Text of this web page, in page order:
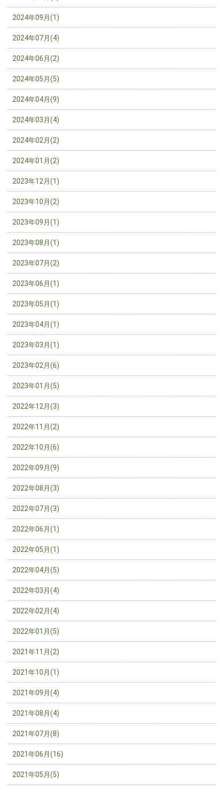
2024年09月(1)
2024年07月(4)
2024年06月(2)
2024年05月(5)
2024年04月(9)
2024年03月(4)
2024年02月(2)
2024年01月(2)
2023年12月(1)
2023年10月(2)
2023年09月(1)
2023年08月(1)
2023年07月(2)
2023年06月(1)
2023年05月(1)
2023年04月(1)
2023年03月(1)
2023年02月(6)
2023年01月(5)
2022年12月(3)
2022年11月(2)
2022年10月(6)
2022年09月(9)
2022年08月(3)
2022年07月(3)
2022年06月(1)
2022年05月(1)
2022年04月(5)
2022年03月(4)
2022年02月(4)
2022年01月(5)
2021年11月(2)
2021年10月(1)
2021年09月(4)
2021年08月(4)
2021年07月(8)
2021年06月(16)
2021年05月(5)